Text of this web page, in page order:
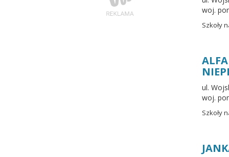
woj.
Szkoły
ul.
woj.
Szkoły